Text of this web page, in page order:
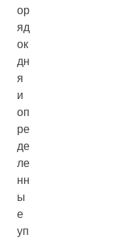
ор
яд
ок
дн
я
и
оп
ре
де
ле
нн
ы
е
уп